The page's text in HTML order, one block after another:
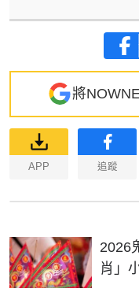
將
APP 追蹤
2026
肖」